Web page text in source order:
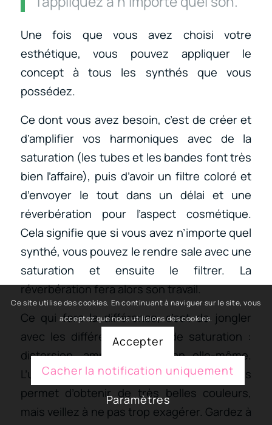
Une fois que vous avez choisi votre
esthétique, vous pouvez appliquer le
concept à tous les synthés que vous
possédez.
Ce dont vous avez besoin, c’est de créer et
d’amplifier vos harmoniques avec de la
saturation (les tubes et les bandes font très
bien l’affaire), puis d’avoir un filtre coloré et
d’envoyer le tout dans un délai et une
réverbération pour l’aspect cosmétique.
Cela signifie que si vous avez n’importe quel
synthé, vous pouvez le rendre sale avec une
saturation et ensuite le filtrer. La
réverbération fera alors son travail.
Ce qui fera la différence, c’est de jongler
avec les différents genres de saturation :
distorsion, amp et saturation elle-même.
L’utilisation d’une combinaison des trois
permet d’obtenir de très belles couleurs,
mais veillez à ne pas trop exagérer. Gardez à
Ce site utilise des cookies. En continuant à naviguer sur le site, vous
acceptez que nous utilisions des cookies.
Accepter
Cacher la notification uniquement
Paramètres